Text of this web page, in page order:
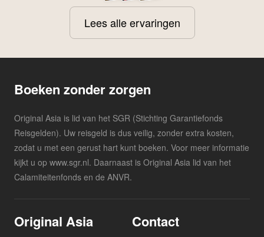
Lees alle ervaringen
Boeken zonder zorgen
Original Asia is lid van het SGR (Stichting Garantiefonds
Reisgelden). Uw reisgeld is dus veilig, zonder extra kosten,
zodat u met een gerust hart kunt boeken. Voor meer informatie
kijkt u op www.sgr.nl. Daarnaast is Original Asia lid van het
Calamiteitenfonds en de ANVR.
Original Asia Contact